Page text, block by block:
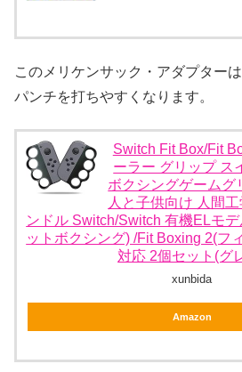
このメリケンサック・アダプター
パンチを打ちやすくなります。
Switch Fit Box/Fit
ーラー グリップ ス
ボクシングゲームグ
人と子供向け 人間
ンドル Switch/Switch 有機ELモ
ットボクシング) /Fit Boxing 2(フ
対応 2個セット(グ
xunbida
Amazon